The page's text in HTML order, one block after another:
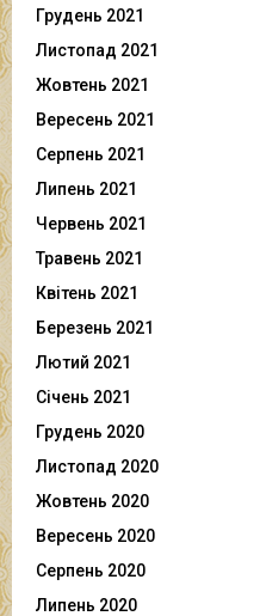
Грудень 2021
Листопад 2021
Жовтень 2021
Вересень 2021
Серпень 2021
Липень 2021
Червень 2021
Травень 2021
Квітень 2021
Березень 2021
Лютий 2021
Січень 2021
Грудень 2020
Листопад 2020
Жовтень 2020
Вересень 2020
Серпень 2020
Липень 2020